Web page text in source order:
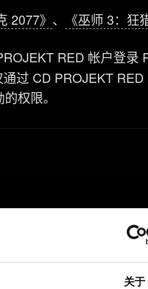
关于
2077》 、 《巫师 3：狂
RED 帐户登录
过 CD PROJEKT RED
权限。